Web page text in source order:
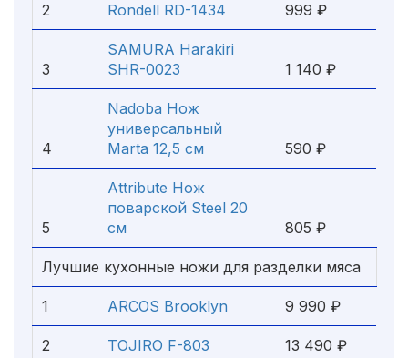
2 Rondell RD-1434 999 ₽
3
SAMURA Harakiri
SHR-0023
1 140 ₽
4
Nadoba Нож
универсальный
Marta 12,5 см
590 ₽
5
Attribute Нож
поварской Steel 20
см
805 ₽
Лучшие кухонные ножи для разделки мяса
1 ARCOS Brooklyn 9 990 ₽
2 TOJIRO F-803 13 490 ₽